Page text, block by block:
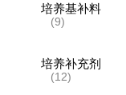
培养基补料
(9)
培养补充剂
(12)